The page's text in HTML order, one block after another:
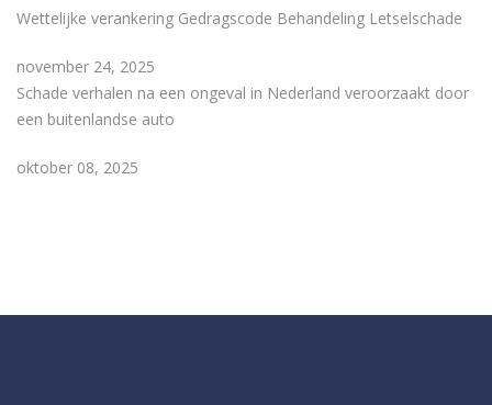
Wettelijke verankering Gedragscode Behandeling Letselschade
november 24, 2025
Schade verhalen na een ongeval in Nederland veroorzaakt door
een buitenlandse auto
oktober 08, 2025